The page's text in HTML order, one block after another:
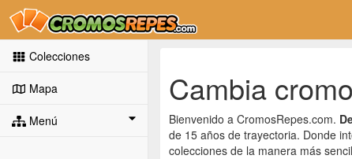
Colecciones
Mapa
Menú
Cambia
Bienvenido a CromosRepes.com.
de 15 años de trayectoria. Donde
colecciones de la manera más